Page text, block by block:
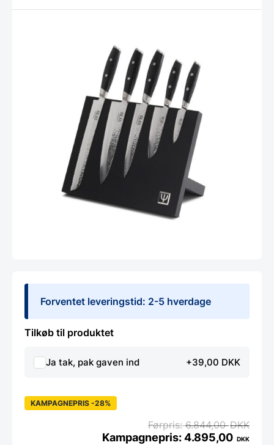
Forventet leveringstid: 2-5 hverdage
Tilkøb til produktet
Ja tak, pak gaven ind +39,00 DKK
KAMPAGNEPRIS -28%
6.844,00DKK
4.895,00 DKK